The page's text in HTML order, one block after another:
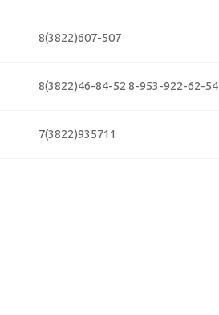
8(3822)607-507
8(3822)46-84-52 8-953-922-62-54
7(3822)935711